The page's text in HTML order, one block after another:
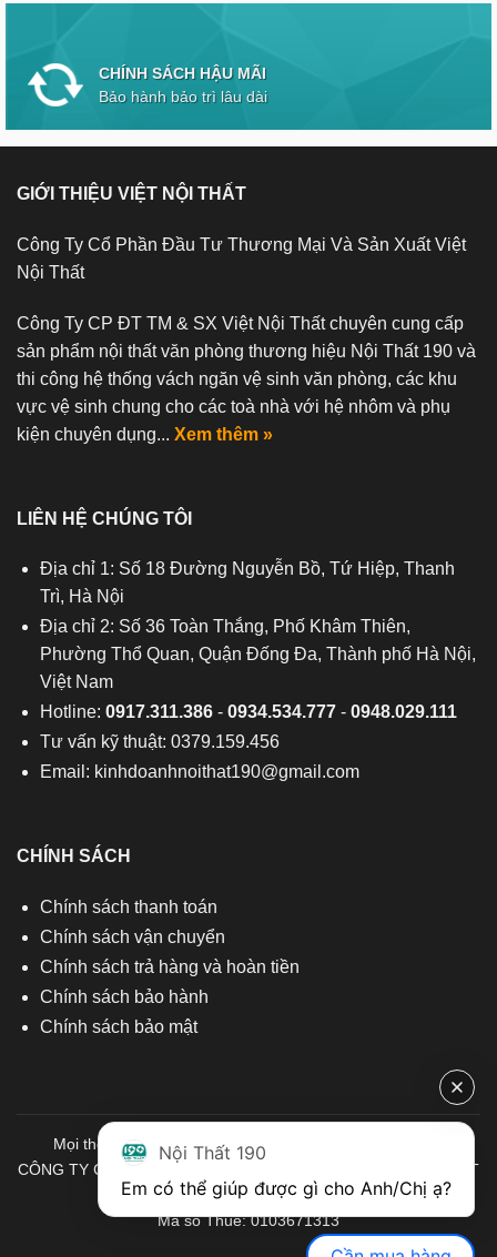
CHÍNH SÁCH HẬU MÃI
Bảo hành bảo trì lâu dài
GIỚI THIỆU VIỆT NỘI THẤT
Công Ty Cổ Phần Đầu Tư Thương Mại Và Sản Xuất Việt
Nội Thất
Công Ty CP ĐT TM & SX Việt Nội Thất chuyên cung cấp
sản phẩm nội thất văn phòng thương hiệu Nội Thất 190 và
thi công hệ thống vách ngăn vệ sinh văn phòng, các khu
vực vệ sinh chung cho các toà nhà với hệ nhôm và phụ
kiện chuyên dụng... Xem thêm »
LIÊN HỆ CHÚNG TÔI
Địa chỉ 1: Số 18 Đường Nguyễn Bồ, Tứ Hiệp, Thanh
Trì, Hà Nội
Địa chỉ 2: Số 36 Toàn Thắng, Phố Khâm Thiên,
Phường Thổ Quan, Quận Đống Đa, Thành phố Hà Nội,
Việt Nam
Hotline: 0917.311.386- 0934.534.777- 0948.029.111
Tư vấn kỹ thuật: 0379.159.456
Email: kinhdoanhnoithat190@gmail.com
CHÍNH SÁCH
Chính sách thanh toán
Chính sách vận chuyển
Chính sách trả hàng và hoàn tiền
Chính sách bảo hành
Chính sách bảo mật
Mọi thông tin quý khách hàng vui lòng liên hệ chúng tôi:
CÔNG TY CỔ PHẦN ĐẦU TƯ THƯƠNG MẠI VÀ SẢN XUẤT VIỆT
NỘI THẤT
Mã số Thuế: 0103671313
Nội Thất 190